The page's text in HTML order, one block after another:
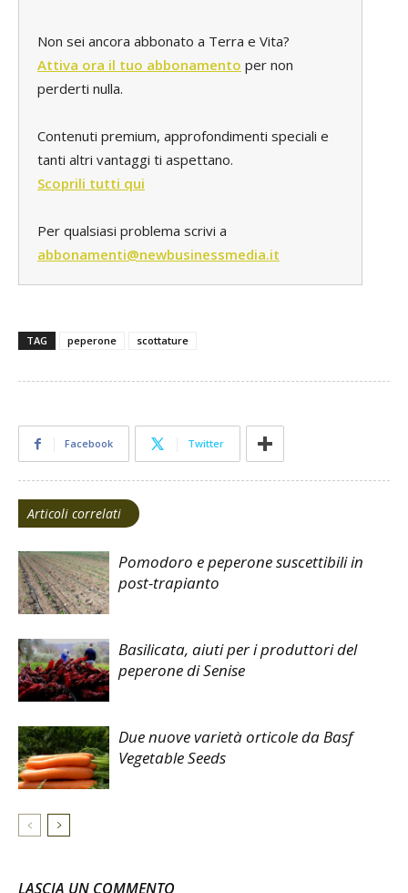
Non sei ancora abbonato a Terra e Vita?
Attiva ora il tuo abbonamento per non
perderti nulla.
Contenuti premium, approfondimenti speciali e
tanti altri vantaggi ti aspettano.
Scoprili tutti qui
Per qualsiasi problema scrivi a
abbonamenti@newbusinessmedia.it
TAG peperone scottature
Facebook Twitter
Articoli correlati
Pomodoro e peperone suscettibili in
post-trapianto
Basilicata, aiuti per i produttori del
peperone di Senise
Due nuove varietà orticole da Basf
Vegetable Seeds
LASCIA UN COMMENTO